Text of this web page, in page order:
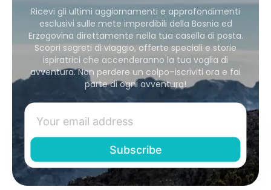
Ricevi gli ultimi aggiornamenti e approfondimenti
esclusivi sulle mete imperdibili della Bosnia ed
Erzegovina direttamente nella tua casella di posta.
Scopri segreti di viaggio, offerte speciali e storie
ispiratrici che accenderanno la tua voglia di
avventura. Non perdere un colpo–iscriviti ora e fai
parte di ogni avventura!